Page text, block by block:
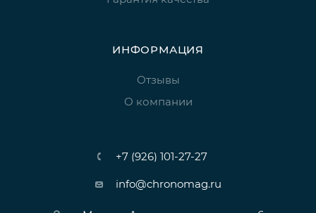
ИНФОРМАЦИЯ
Отзывы
О компании
+7 (926) 101-27-27
info@chronomag.ru